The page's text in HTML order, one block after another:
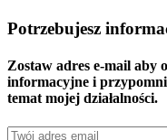
Potrzebujesz
Zostaw adres e-mail aby
informacyjne i
temat mojej działalności.